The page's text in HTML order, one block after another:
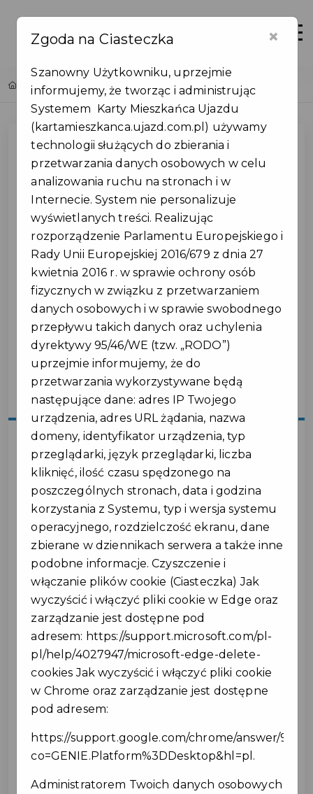
Zaloguj
Home Lista aktualności Bezpłatna komunikacja na terenie gminy!
2025-10-07
BEZPŁATNA
KOMUNIKACJA NA
TERENIE GMINY!
Bezpłatny dojazd do pociągów ŁKA!
Już wkrótce każdy mieszkaniec Gminy Ujazd będzie
mógł korzystać z całkowicie bezpłatnych przejazdów
autobusowych w ramach KKA – Kolejowej
Komunikacji Autobusowej. Autobusy będą kursowały
codziennie, od poniedziałku do niedzieli, zapewniając
regularne i wygodne połączenia z dworcami
kolejowymi w Zaosiu, Skrzynkach oraz Tomaszowie
Mazowieckim.
szkoły, uczelni czy instytucji publicznych stanie się
×
Zgoda na Ciasteczka
Szanowny Użytkowniku, uprzejmie
informujemy, że tworząc i administrując
Systemem Karty Mieszkańca Ujazdu
(kartamieszkanca.ujazd.com.pl) używamy
technologii służących do zbierania i
przetwarzania danych osobowych w celu
analizowania ruchu na stronach i w
Internecie. System nie personalizuje
wyświetlanych treści. Realizując
rozporządzenie Parlamentu Europejskiego i
Rady Unii Europejskiej 2016/679 z dnia 27
kwietnia 2016 r. w sprawie ochrony osób
fizycznych w związku z przetwarzaniem
danych osobowych i w sprawie swobodnego
przepływu takich danych oraz uchylenia
dyrektywy 95/46/WE (tzw. „RODO”)
uprzejmie informujemy, że do
przetwarzania wykorzystywane będą
następujące dane: adres IP Twojego
urządzenia, adres URL żądania, nazwa
domeny, identyfikator urządzenia, typ
przeglądarki, język przeglądarki, liczba
kliknięć, ilość czasu spędzonego na
poszczególnych stronach, data i godzina
korzystania z Systemu, typ i wersja systemu
operacyjnego, rozdzielczość ekranu, dane
zbierane w dziennikach serwera a także inne
podobne informacje. Czyszczenie i
włączanie plików cookie (Ciasteczka) Jak
wyczyścić i włączyć pliki cookie w Edge oraz
zarządzanie jest dostępne pod
adresem: https://support.microsoft.com/pl-
pl/help/4027947/microsoft-edge-delete-
cookies Jak wyczyścić i włączyć pliki cookie
w Chrome oraz zarządzanie jest dostępne
pod adresem:
https://support.google.com/chrome/answer/
co=GENIE.Platform%3DDesktop&hl=pl .
Administratorem Twoich danych osobowych